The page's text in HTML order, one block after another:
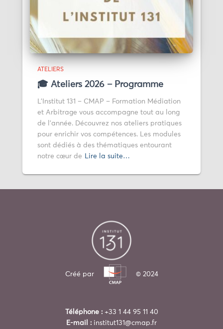
ATELIERS
🎓 Ateliers 2026 – Programme
L’Institut 131 – CMAP – Formation Médiation
et Arbitrage vous accompagne tout au long
de l’année. Découvrez nos ateliers pratiques
pour enrichir vos compétences. Les modules
sont dédiés à des thématiques entourant
notre cœur de
Lire la suite…
Créé par © 2024
Téléphone :+33 1 44 95 11 40
E-mail : institut131@cmap.fr